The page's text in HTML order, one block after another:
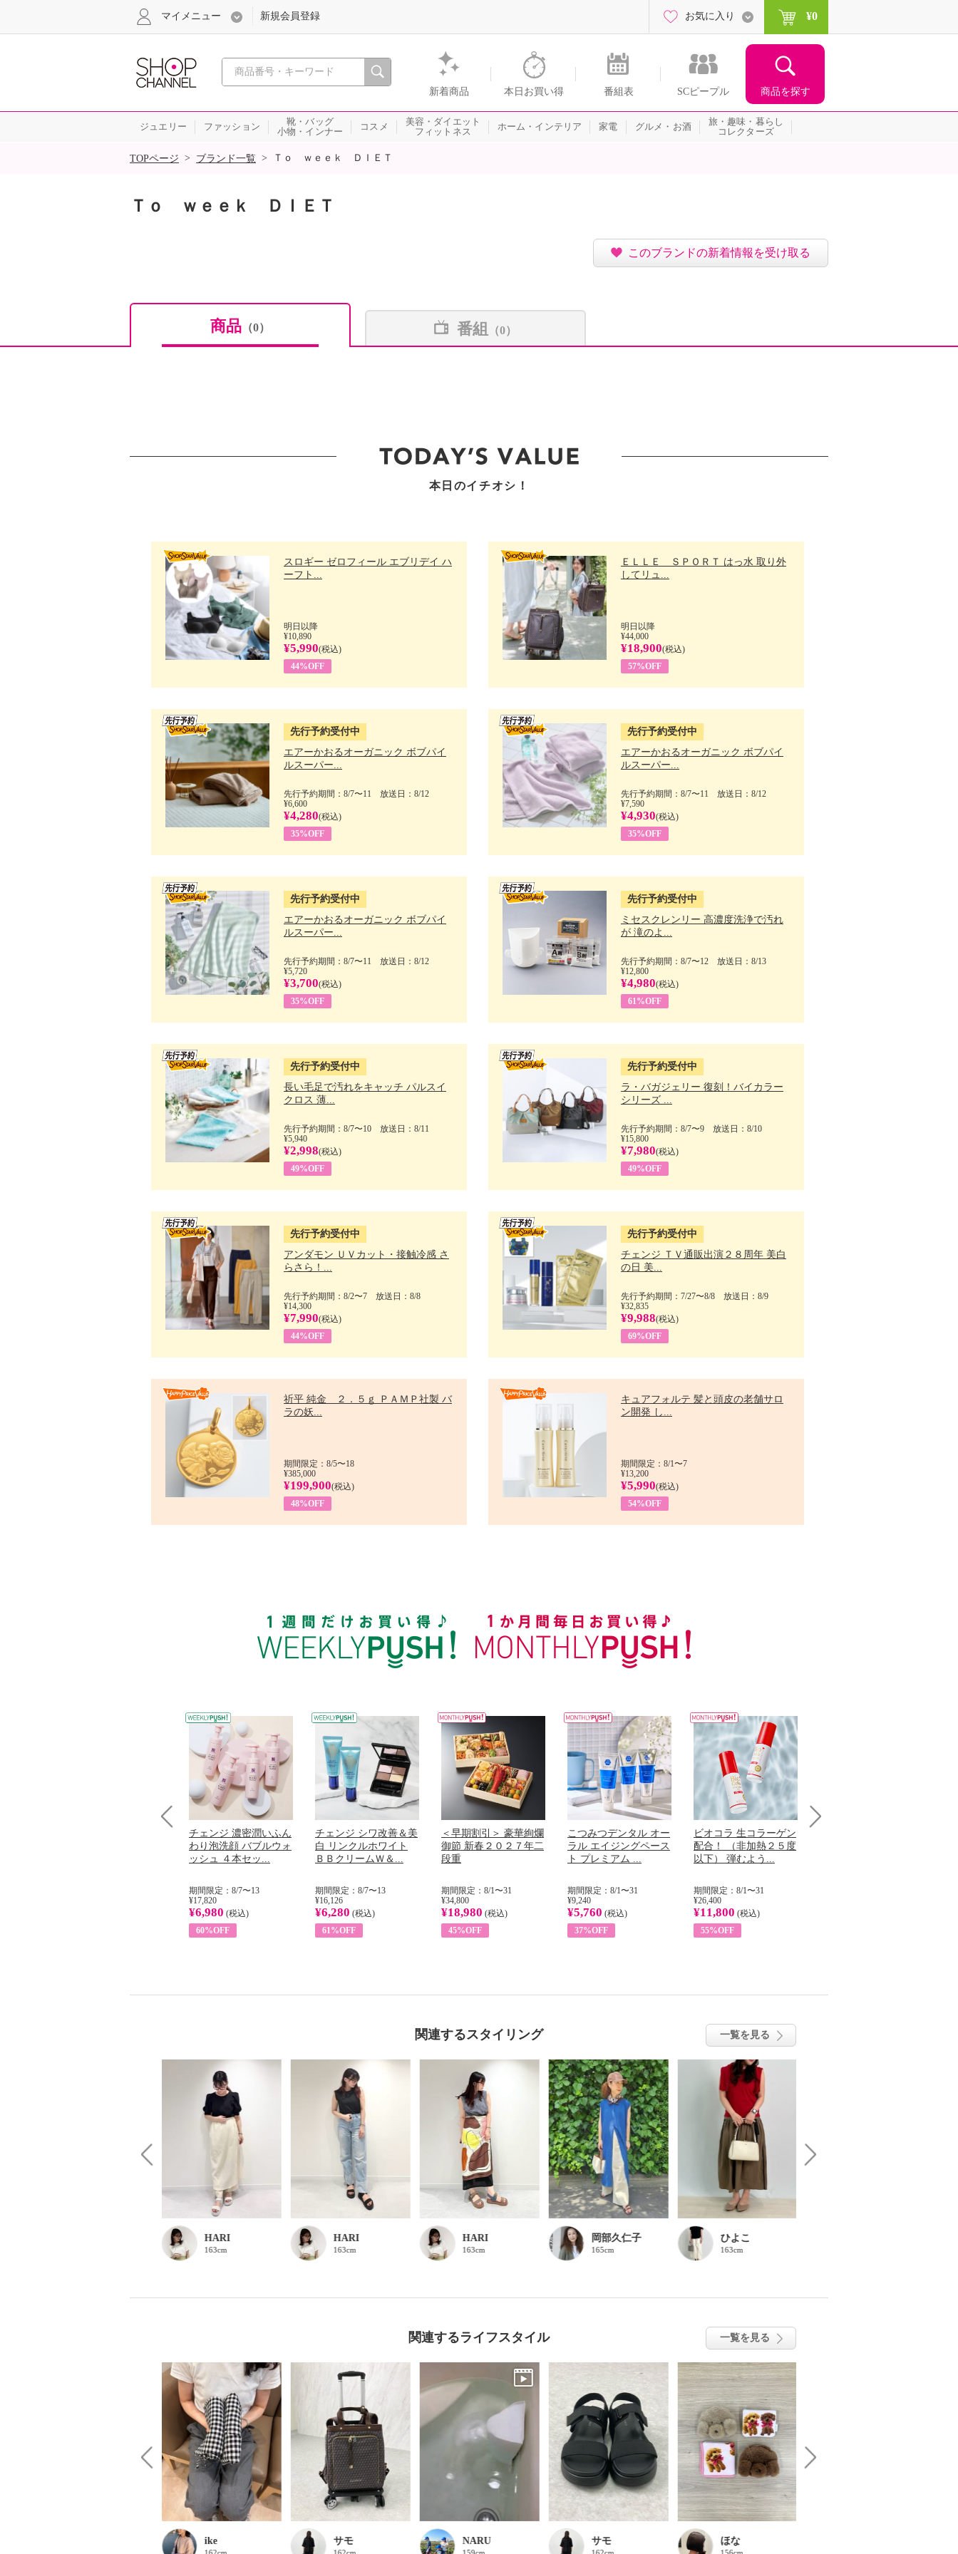
心おどる、瞬間を。通販・テレビショッピングのショップチャンネル
新着商品 本日お買い得 番組表 SCピープル 商品を探す
マイメニュー 新規会員登録 お気に入り ¥0
ジュエリー ファッション
靴・バッグ
小物・インナー
コスメ
美容・ダイエット
フィットネス
ホーム・インテリア 家電 グルメ・お酒
旅・趣味・暮らし
コレクターズ
SALE
TOPページ > ブランド一覧 > Ｔｏ ｗｅｅｋ ＤＩＥＴ
Ｔｏ ｗｅｅｋ ＤＩＥＴ
このブランドの新着情報を受け取る
商品 （0） 番組 （0）
本日のイチオシ！
スロギー ゼロフィール エブリデイ ハ
ーフト...
明日以降
¥10,890
¥5,990(税込)
44%OFF
ＥＬＬＥ ＳＰＯＲＴ はっ水 取り外
してリュ...
明日以降
¥44,000
¥18,900(税込)
57%OFF
先行予約受付中
エアーかおるオーガニック ボブパイ
ルスーパー...
先行予約期間：8/7〜11 放送日：8/12
¥6,600
¥4,280(税込)
35%OFF
先行予約受付中
エアーかおるオーガニック ボブパイ
ルスーパー...
先行予約期間：8/7〜11 放送日：8/12
¥7,590
¥4,930(税込)
35%OFF
先行予約受付中
エアーかおるオーガニック ボブパイ
ルスーパー...
先行予約期間：8/7〜11 放送日：8/12
¥5,720
¥3,700(税込)
35%OFF
先行予約受付中
ミセスクレンリー 高濃度洗浄で汚れ
が 滝のよ...
先行予約期間：8/7〜12 放送日：8/13
¥12,800
¥4,980(税込)
61%OFF
先行予約受付中
長い毛足で汚れをキャッチ パルスイ
クロス 薄...
先行予約期間：8/7〜10 放送日：8/11
¥5,940
¥2,998(税込)
49%OFF
先行予約受付中
ラ・バガジェリー 復刻！バイカラー
シリーズ ...
先行予約期間：8/7〜9 放送日：8/10
¥15,800
¥7,980(税込)
49%OFF
先行予約受付中
アンダモン ＵＶカット・接触冷感 さ
らさら！...
先行予約期間：8/2〜7 放送日：8/8
¥14,300
¥7,990(税込)
44%OFF
先行予約受付中
チェンジ ＴＶ通販出演２８周年 美白
の日 美...
先行予約期間：7/27〜8/8 放送日：8/9
¥32,835
¥9,988(税込)
69%OFF
祈平 純金 ２．５ｇ ＰＡＭＰ社製 バ
ラの妖...
期間限定：8/5〜18
¥385,000
¥199,900(税込)
48%OFF
キュアフォルテ 髪と頭皮の老舗サロ
ン開発 し...
期間限定：8/1〜7
¥13,200
¥5,990(税込)
54%OFF
チェンジ 濃密潤いふん
わり泡洗顔 バブルウォ
ッシュ ４本セッ...
期間限定：8/7〜13
¥17,820
¥6,980 (税込)
60%OFF
チェンジ シワ改善＆美
白 リンクルホワイト
ＢＢクリームＷ＆...
期間限定：8/7〜13
¥16,126
¥6,280 (税込)
61%OFF
＜早期割引＞ 豪華絢爛
御節 新春２０２７年二
段重
期間限定：8/1〜31
¥34,800
¥18,980 (税込)
45%OFF
こつみつデンタル オー
ラル エイジングペース
ト プレミアム ...
期間限定：8/1〜31
¥9,240
¥5,760 (税込)
37%OFF
ビオコラ 生コラーゲン
配合！ （非加熱２５度
以下） 弾むよう...
期間限定：8/1〜31
¥26,400
¥11,800 (税込)
55%OFF
関連するスタイリング 一覧を見る
HARI
163cm
HARI
163cm
HARI
163cm
岡部久仁子
165cm
ひよこ
163cm
関連するライフスタイル 一覧を見る
ike サモ NARU サモ ほな